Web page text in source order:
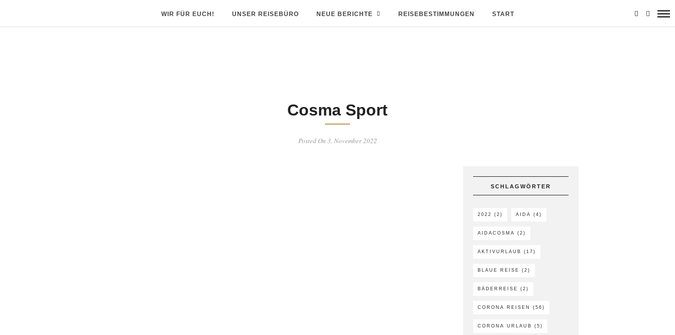
WIR FÜR EUCH! UNSER REISEBÜRO NEUE BERICHTE REISEBESTIMMUNGEN START
Cosma Sport
Posted On 3. November 2022
SCHLAGWÖRTER
2022 (2) AIDA (4)
AIDACOSMA (2)
AKTIVURLAUB (17)
BLAUE REISE (2)
BÄDERREISE (2)
CORONA REISEN (56)
CORONA URLAUB (5)